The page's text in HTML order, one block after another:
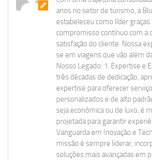
anos no setor de turismo, a
estabeleceu como líder graças
compromisso contínuo com a
satisfação do cliente. Nossa
se em viagens que vão além
Nosso Legado: 1. Expertise e
três décadas de dedicação,
expertise para oferecer
personalizados e de alto
seja econômica ou de luxo, é
projetada para garantir
Vanguarda em Inovação e
missão é sempre liderar,
soluções mais avançadas em